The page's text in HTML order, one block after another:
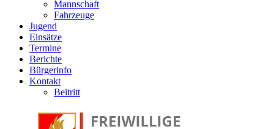
Mannschaft
Fahrzeuge
Jugend
Einsätze
Termine
Berichte
Bürgerinfo
Kontakt
Beitritt